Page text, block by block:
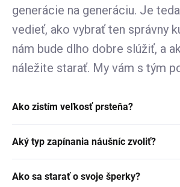
generácie na generáciu. Je
vedieť, ako vybrať ten správny
nám bude dlho dobre slúžiť, a
náležite starať. My vám s tým
Ako zistím veľkosť prsteňa?
Aby ste zistili jeho veľkosť, vezmite
položte ho priamo na prstienok,
nosíte. Dôležité je zamerať sa na
Aký typ zapínania náušníc zvoliť?
pohodlie, bezpečnosť a štýl
Ako sa starať o svoje šperky?